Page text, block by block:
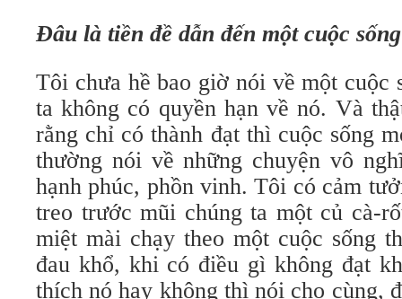
Đâu là tiền đề dẫn đến một cuộc
Tôi chưa hề bao giờ nói về một cuộc
ta không có quyền hạn về nó. Và
rằng chỉ có thành đạt thì cuộc sống
thường nói về những chuyện vô
hạnh phúc, phồn vinh. Tôi có cảm
treo trước mũi chúng ta một củ cà-
miệt mài chạy theo một cuộc sống
đau khổ, khi có điều gì không đạt
thích nó hay không thì nói cho cùng,